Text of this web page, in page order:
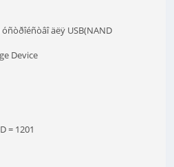
äëÿ USB(NAND
Device
= 1201